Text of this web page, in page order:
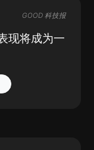
GOOD 科技报
现将成为一